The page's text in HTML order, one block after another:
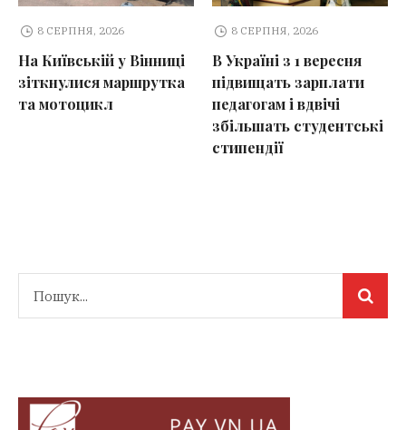
8 СЕРПНЯ, 2026
На Київській у Вінниці
зіткнулися маршрутка
та мотоцикл
8 СЕРПНЯ, 2026
В Україні з 1 вересня
підвищать зарплати
педагогам і вдвічі
збільшать студентські
стипендії